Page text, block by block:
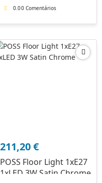
0.00 Comentários
211,20€
POSS Floor Light 1xE27
1xLED 3W Satin Chrome